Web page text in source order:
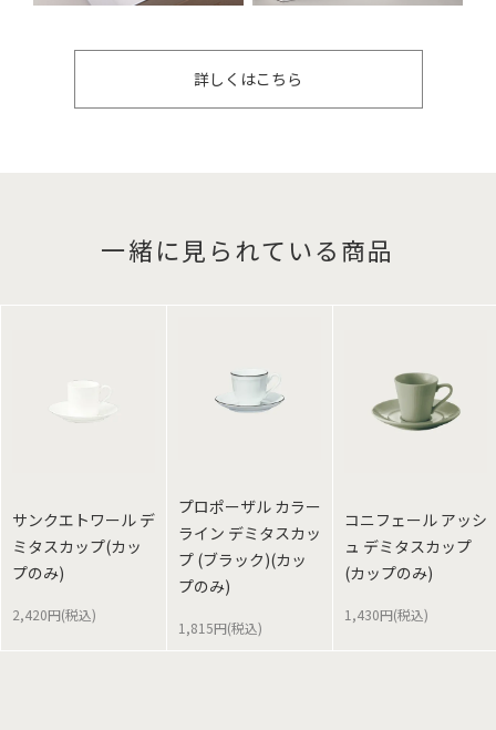
詳しくはこちら
一緒に見られている商品
サンクエトワール デ
ミタスカップ(カッ
プのみ)
2,420円(税込)
プロポーザル カラー
ライン デミタスカッ
プ (ブラック)(カッ
プのみ)
1,815円(税込)
コニフェール アッシ
ュ デミタスカップ
(カップのみ)
1,430円(税込)